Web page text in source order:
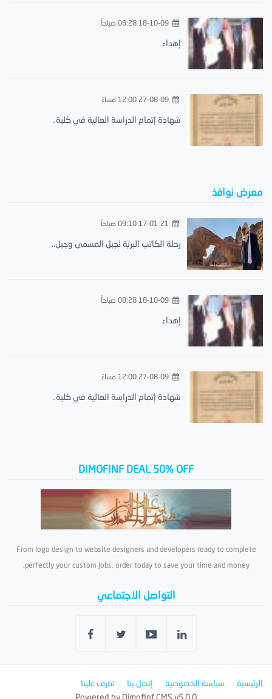
18-10-09 08:28 صباحاً
إهداء
27-08-09 12:00 مساءً
شهادة إتمام الدراسة العالية في كلية..
معرض نوافذ
17-01-21 09:10 صباحاً
رحلة الكاتب البريّة لجبل المسمى وجبل..
18-10-09 08:28 صباحاً
إهداء
27-08-09 12:00 مساءً
شهادة إتمام الدراسة العالية في كلية..
DIMOFINF DEAL 50% OFF
From logo design to website designers and developers ready to complete
perfectly your custom jobs, order today to save your time and money.
التواصل الاجتماعي
الرئيسية سياسة الخصوصية إتصل بنا
تعرف علينا
Powered by Dimofinf CMS v5.0.0